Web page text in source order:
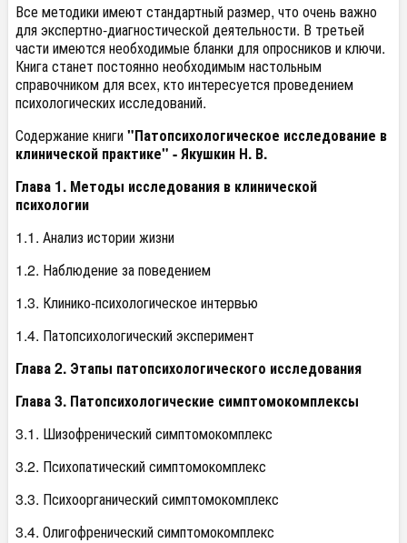
Все методики имеют стандартный размер, что очень важно
для экспертно-диагностической деятельности. В третьей
части имеются необходимые бланки для опросников и ключи.
Книга станет постоянно необходимым настольным
справочником для всех, кто интересуется проведением
психологических исследований.
Содержание книги"Патопсихологическое исследование в
клинической практике" - Якушкин Н. В.
Глава 1. Методы исследования в клинической
психологии
1.1. Анализ истории жизни
1.2. Наблюдение за поведением
1.3. Клинико-психологическое интервью
1.4. Патопсихологический эксперимент
Глава 2. Этапы патопсихологического исследования
Глава 3. Патопсихологические симптомокомплексы
3.1. Шизофренический симптомокомплекс
3.2. Психопатический симптомокомплекс
3.3. Психоорганический симптомокомплекс
3.4. Олигофренический симптомокомплекс